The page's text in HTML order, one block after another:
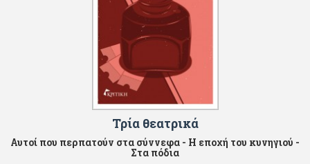
Τρία θεατρικά
Αυτοί που περπατούν στα σύννεφα - Η εποχή του κυνηγιού -
Στα πόδια